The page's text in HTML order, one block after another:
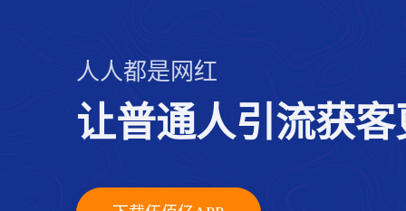
人人都是网红
让普通人引流获